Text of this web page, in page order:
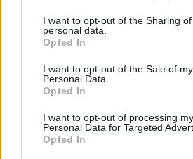
not limited to your visit or usage
grant or deny consent to Google and
use your data for below specified
consent section.
I want to opt-out of the Sharing
personal data.
Opted In
I want to opt-out of the Sale of my
Personal Data.
Opted In
I want to opt-out of processing my
Personal Data for Targeted
Opted In